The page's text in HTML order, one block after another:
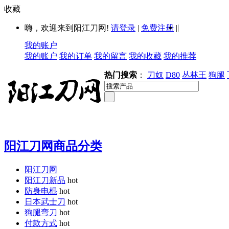
收藏
嗨，欢迎来到阳江刀网! 请登录 | 免费注册 ||
我的账户
我的账户 我的订单 我的留言 我的收藏 我的推荐
热门搜索 ： 刀奴 D80 丛林王 狗腿
阳江刀网商品分类
阳江刀网
阳江刀新品 hot
防身电棍 hot
日本武士刀 hot
狗腿弯刀 hot
付款方式 hot